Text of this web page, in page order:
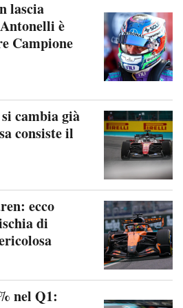
lascia
è
Campione
cambia già
consiste il
ecco
di
nel Q1: